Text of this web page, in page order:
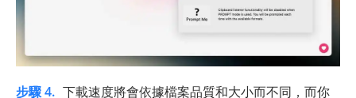
步驟 4. 下載速度將會依據檔案品質和大小而不同，而你